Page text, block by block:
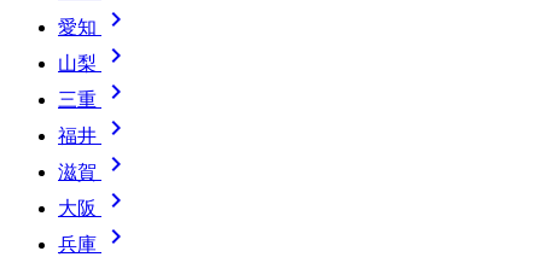
愛知 
山梨 
三重 
福井 
滋賀 
大阪 
兵庫 